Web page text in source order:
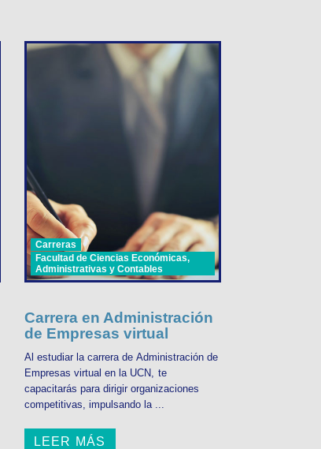
Carreras
Facultad de Ciencias Económicas,
Administrativas y Contables
Carrera en Administración
de Empresas virtual
Al estudiar la carrera de Administración de
Empresas virtual en la UCN, te
capacitarás para dirigir organizaciones
competitivas, impulsando la ...
LEER MÁS